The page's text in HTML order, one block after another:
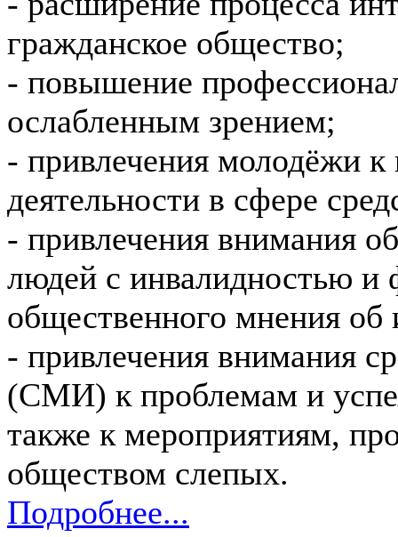
гражданское общество;
- повышение
ослабленным зрением;
- привлечения молодёжи
деятельности в сфере
- привлечения внимания
людей с инвалидностью и
общественного мнения
- привлечения внимания
(СМИ) к проблемам и
также к мероприятиям,
обществом слепых.
Подробнее...